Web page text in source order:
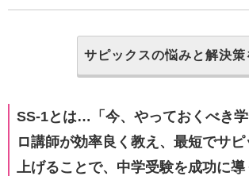
サピックスの悩みと解決策
SS-1とは…「今、やっておくべき
ロ講師が効率良く教え、最短でサ
上げることで、中学受験を成功に